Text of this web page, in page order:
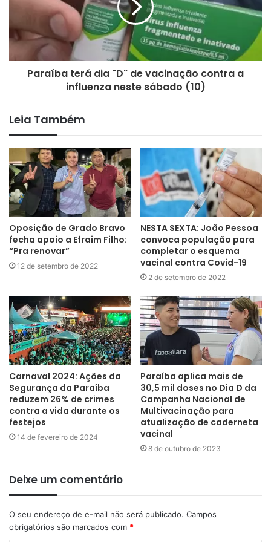
de todos, pois nossa cidade precisa de muita coisa e não será
da noite para o dia. Estamos apenas começando!” Disse ele.
Paraíba terá dia "D" de vacinação contra a
influenza neste sábado (10)
Leia Também
Oposição de Grado Bravo
fecha apoio a Efraim Filho:
“Pra renovar”
12 de setembro de 2022
NESTA SEXTA: João Pessoa
convoca população para
completar o esquema
vacinal contra Covid-19
2 de setembro de 2022
Carnaval 2024: Ações da
Segurança da Paraíba
reduzem 26% de crimes
contra a vida durante os
festejos
14 de fevereiro de 2024
Paraíba aplica mais de
30,5 mil doses no Dia D da
Campanha Nacional de
Multivacinação para
atualização de caderneta
vacinal
8 de outubro de 2023
Deixe um comentário
O seu endereço de e-mail não será publicado. Campos
obrigatórios são marcados com *